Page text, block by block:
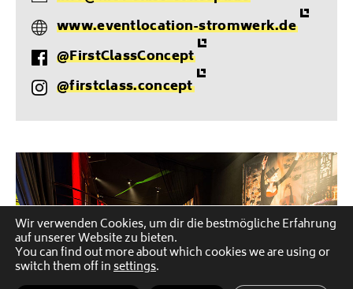
l
e
f
o
n
E
n
s
M
a
i
l
W
e
b
s
i
e
www.eventlocation-stromwerk.de
F
a
b
o
o
k
@FirstClassConcept
I
n
t
a
g
r
a
m
@firstclass.concept
Wir verwenden Cookies, um dir die bestmögliche Erfahrung
auf unserer Website zu bieten.
You can find out more about which cookies we are using or
switch them off insettings.